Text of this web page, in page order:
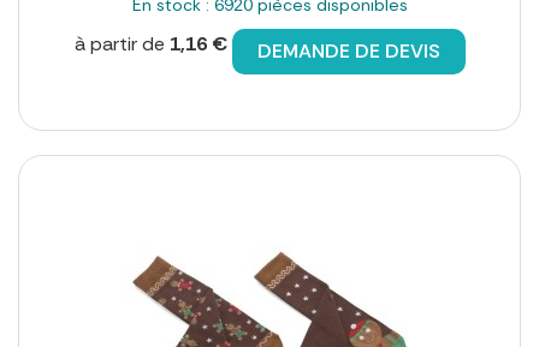
En stock : 6920 pièces disponibles
à partir de 1,16 € DEMANDE DE DEVIS